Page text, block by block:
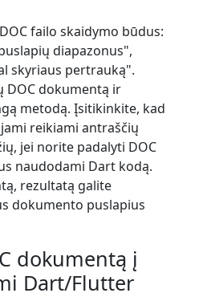
failo skaidymo būdus:
diapazonus",
skyriaus pertrauką".
DOC dokumentą ir
metodą. Įsitikinkite, kad
reikiami antraščių
jei norite padalyti DOC
naudodami Dart kodą.
rezultatą galite
dokumento puslapius
dokumentą į
Dart/Flutter